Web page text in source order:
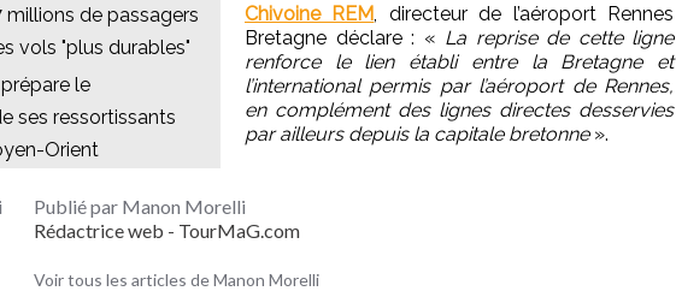
millions de passagers
vols "plus durables"
le
ses ressortissants
Orient
Chivoine REM, directeur de l’aéroport Rennes
Bretagne déclare : « La reprise de cette ligne
renforce le lien établi entre la Bretagne et
l’international permis par l’aéroport de Rennes,
en complément des lignes directes desservies
par ailleurs depuis la capitale bretonne».
Publié par Manon Morelli
Rédactrice web - TourMaG.com
Voir tous les articles de Manon Morelli